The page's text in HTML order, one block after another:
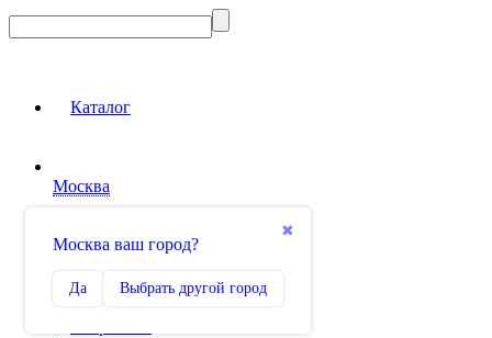
Каталог
Москва
✖
Москва ваш город?
Да Выбрать другой город
Сравнение